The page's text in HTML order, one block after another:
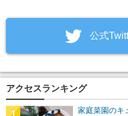
公式
アクセスランキング
家庭菜園のキ
1